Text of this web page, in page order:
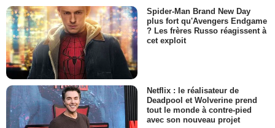
Spider-Man Brand New Day
plus fort qu'Avengers Endgame
? Les frères Russo réagissent à
cet exploit
Netflix : le réalisateur de
Deadpool et Wolverine prend
tout le monde à contre-pied
avec son nouveau projet